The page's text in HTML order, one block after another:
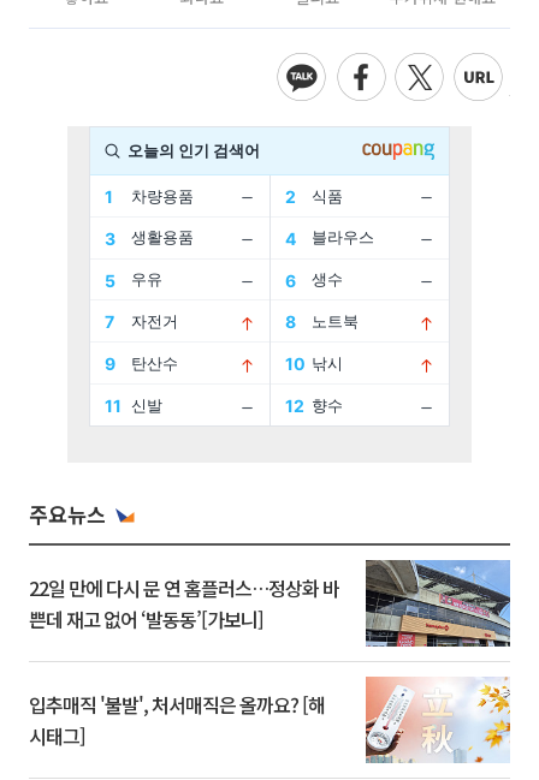
주요뉴스
22일 만에 다시 문 연 홈플러스…정상화 바
쁜데 재고 없어 ‘발동동’[가보니]
입추매직 '불발', 처서매직은 올까요? [해
시태그]